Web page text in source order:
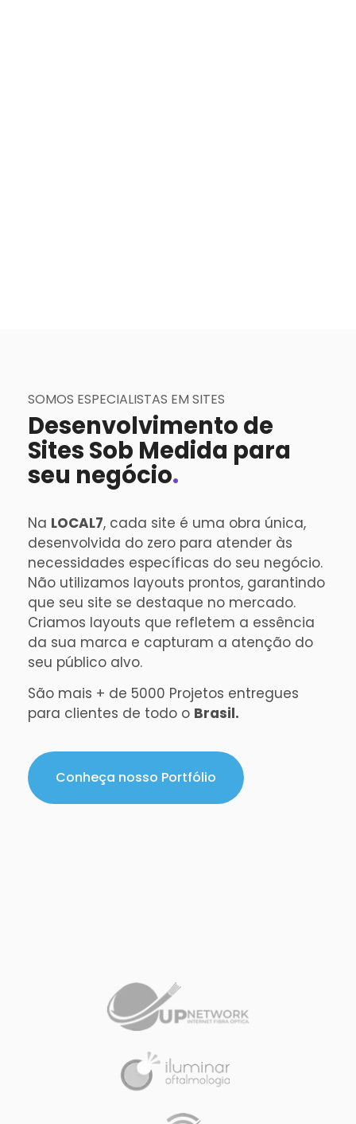
SOMOS ESPECIALISTAS EM SITES
Desenvolvimento de
Sites Sob Medida para
seu negócio.
Na LOCAL7, cada site é uma obra única,
desenvolvida do zero para atender às
necessidades específicas do seu negócio.
Não utilizamos layouts prontos, garantindo
que seu site se destaque no mercado.
Criamos layouts que refletem a essência
da sua marca e capturam a atenção do
seu público alvo.
São mais + de 5000 Projetos entregues
para clientes de todo o Brasil.
Conheça nosso Portfólio